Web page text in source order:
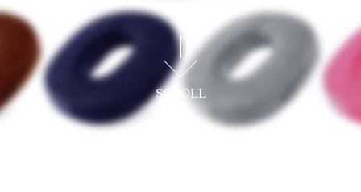
SCROLL
開発しているWEBショップ